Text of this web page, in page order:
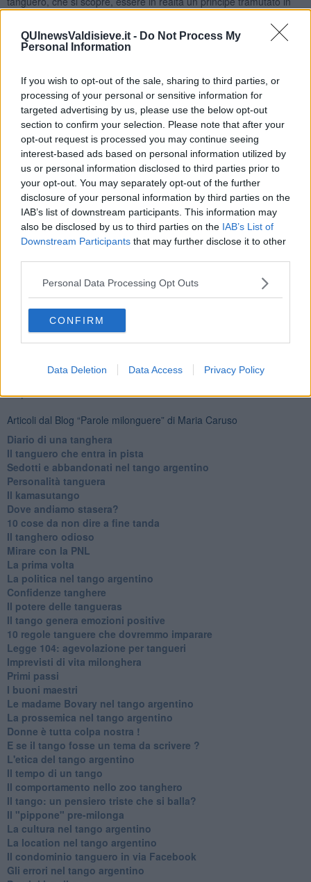
QUInewsValdisieve.it - Do Not Process My
Personal Information
If you wish to opt-out of the sale, sharing to third parties, or
processing of your personal or sensitive information for
targeted advertising by us, please use the below opt-out
section to confirm your selection. Please note that after your
opt-out request is processed you may continue seeing
interest-based ads based on personal information utilized by
us or personal information disclosed to third parties prior to
your opt-out. You may separately opt-out of the further
disclosure of your personal information by third parties on the
IAB’s list of downstream participants. This information may
also be disclosed by us to third parties on the IAB’s List of
Downstream Participants that may further disclose it to other
Personal Data Processing Opt Outs
CONFIRM
Data Deletion Data Access Privacy Policy
ranocchio appunto, da un cattivo maestro.
La nostra principessa spezza il maleducato comportamento del
suddetto tanguero dapprima disprezzandolo (si dice, infatti, chi
innamora elo bacia facendolo diventare un tanguero modello
In realtà ciò accade poiché l’ego di alcune principesse fa
considerare questo tipo di tanguero un animale e nella ricerca del
proprio sé s’imbatte in un ranocchio che lei stessa trasformerà in
tanguero DOC allo scopo di accrescere il proprio ego poiché difatti
dopo lo considererà una sua creazione.
A noi tanguere non ci resta pertanto che ringraziare la nostra
principessa poiché noi tutte, alla fine, se la maggior parte dei
ranocchi presenti in sala, diventano principi tangueri ne trarremo
vantaggio.
Maria Caruso
Se vuoi leggere le notizie principali della Toscana iscriviti alla
Newsletter QUInews - ToscanaMedia.
Basta cliccare QUI
Articoli dal Blog “Parole milonguere” di Maria Caruso
Diario di una tanghera
Il tanguero che entra in pista
Sedotti e abbandonati nel tango argentino
Personalità tanguera
Il kamasutango
Dove andiamo stasera?
10 cose da non dire a fine tanda
Il tanghero odioso
Mirare con la PNL
La prima volta
La politica nel tango argentino
Confidenze tanghere
Il potere delle tangueras
Il tango genera emozioni positive
10 regole tanguere che dovremmo imparare
Legge 104: agevolazione per tangueri
Imprevisti di vita milonghera
Primi passi
I buoni maestri
Le madame Bovary nel tango argentino
La prossemica nel tango argentino
Donne è tutta colpa nostra !
E se il tango fosse un tema da scrivere ?
L'etica del tango argentino
Il tempo di un tango
Il comportamento nello zoo tanghero
Il tango: un pensiero triste che si balla?
Il "pippone" pre-milonga
La cultura nel tango argentino
La location nel tango argentino
Il condominio tanguero in via Facebook
Gli errori nel tango argentino